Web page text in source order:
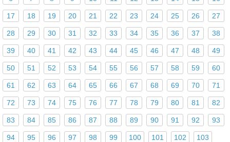
17 18 19 20 21 22 23 24 25 26 27
28 29 30 31 32 33 34 35 36 37 38
39 40 41 42 43 44 45 46 47 48 49
50 51 52 53 54 55 56 57 58 59 60
61 62 63 64 65 66 67 68 69 70 71
72 73 74 75 76 77 78 79 80 81 82
83 84 85 86 87 88 89 90 91 92 93
94 95 96 97 98 99 100 101 102 103